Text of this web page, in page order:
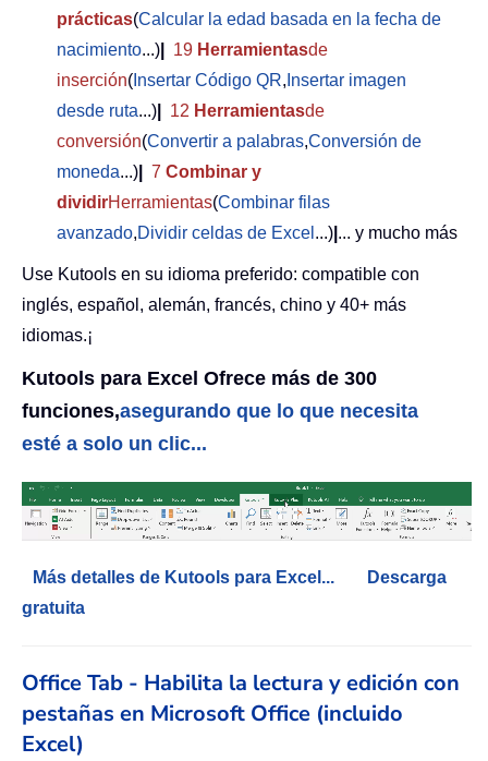
prácticas(Calcular la edad basada en la fecha de
nacimiento...) 19 Herramientasde
inserción( Insertar Código QR, Insertar imagen
desde ruta...) 12 Herramientasde
conversión(Convertir a palabras,Conversión de
moneda...) 7 Combinar y
dividirHerramientas(Combinar filas
avanzado,Dividir celdas de Excel ...) ... y mucho más
Use Kutools en su idioma preferido: compatible con
inglés, español, alemán, francés, chino y 40+ más
idiomas.¡
Kutools para Excel Ofrece más de 300
funciones,asegurando que lo que necesita
esté a solo un clic...
Más detalles de Kutools para Excel...
Descarga
gratuita
Office Tab - Habilita la lectura y edición con
pestañas en Microsoft Office (incluido
Excel)